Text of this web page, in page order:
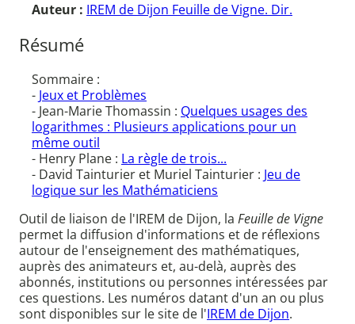
Auteur : IREM de Dijon Feuille de Vigne. Dir.
Résumé
Sommaire :
- Jeux et Problèmes
- Jean-Marie Thomassin : Quelques usages des
logarithmes : Plusieurs applications pour un
même outil
- Henry Plane : La règle de trois...
- David Tainturier et Muriel Tainturier : Jeu de
logique sur les Mathématiciens
Outil de liaison de l'IREM de Dijon, la Feuille de Vigne
permet la diffusion d'informations et de réflexions
autour de l'enseignement des mathématiques,
auprès des animateurs et, au-delà, auprès des
abonnés, institutions ou personnes intéressées par
ces questions. Les numéros datant d'un an ou plus
sont disponibles sur le site de l'IREM de Dijon.